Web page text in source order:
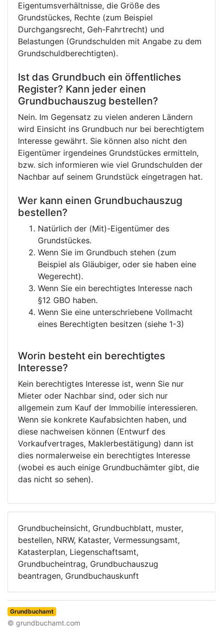
Eigentumsverhältnisse, die Größe des
Grundstückes, Rechte (zum Beispiel
Durchgangsrecht, Geh-Fahrtrecht) und
Belastungen (Grundschulden mit Angabe zu dem
Grundschuldberechtigten).
Ist das Grundbuch ein öffentliches
Register? Kann jeder einen
Grundbuchauszug bestellen?
Nein. Im Gegensatz zu vielen anderen Ländern
wird Einsicht ins Grundbuch nur bei berechtigtem
Interesse gewährt. Sie können also nicht den
Eigentümer irgendeines Grundstückes ermitteln,
bzw. sich informieren wie viel Grundschulden der
Nachbar auf seinem Grundstück eingetragen hat.
Wer kann einen Grundbuchauszug
bestellen?
Natürlich der (Mit)-Eigentümer des
Grundstückes.
Wenn Sie im Grundbuch stehen (zum
Beispiel als Gläubiger, oder sie haben eine
Wegerecht).
Wenn Sie ein berechtigtes Interesse nach
§12 GBO haben.
Wenn Sie eine unterschriebene Vollmacht
eines Berechtigten besitzen (siehe 1-3)
Worin besteht ein berechtigtes
Interesse?
Kein berechtigtes Interesse ist, wenn Sie nur
Mieter oder Nachbar sind, oder sich nur
allgemein zum Kauf der Immobilie interessieren.
Wenn sie konkrete Kaufabsichten haben, und
diese nachweisen können (Entwurf des
Vorkaufvertrages, Maklerbestätigung) dann ist
dies normalerweise ein berechtigtes Interesse
(wobei es auch einige Grundbuchämter gibt, die
das nicht so sehen).
Grundbucheinsicht, Grundbuchblatt, muster,
bestellen, NRW, Kataster, Vermessungsamt,
Katasterplan, Liegenschaftsamt,
Grundbucheintrag, Grundbuchauszug
beantragen, Grundbuchauskunft
Grundbuchamt
© grundbuchamt.com